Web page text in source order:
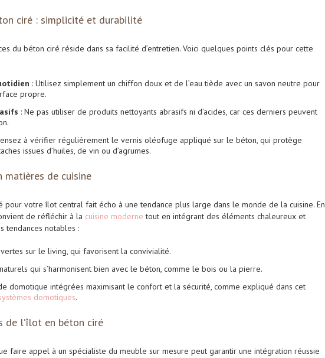
ciré : simplicité et durabilité
du béton ciré réside dans sa facilité d’entretien. Voici quelques points clés pour cette
: Utilisez simplement un chiffon doux et de l’eau tiède avec un savon neutre pour
propre.
: Ne pas utiliser de produits nettoyants abrasifs ni d’acides, car ces derniers peuvent
à vérifier régulièrement le vernis oléofuge appliqué sur le béton, qui protège
issues d’huiles, de vin ou d’agrumes.
matières de cuisine
pour votre îlot central fait écho à une tendance plus large dans le monde de la cuisine. En
de réfléchir à la cuisine moderne tout en intégrant des éléments chaleureux et
tendances notables :
sur le living, qui favorisent la convivialité.
qui s’harmonisent bien avec le béton, comme le bois ou la pierre.
domotique intégrées maximisant le confort et la sécurité, comme expliqué dans cet
domotiques.
de l’îlot en béton ciré
faire appel à un spécialiste du meuble sur mesure peut garantir une intégration réussie